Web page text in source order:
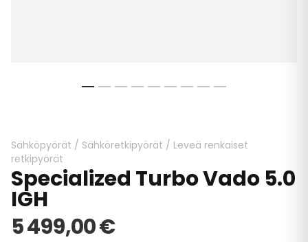
beginning
of
the
images
gallery
Sähköpyörät / Sähköretkipyörät / Leveä renkaiset
retkipyörät
Specialized Turbo Vado 5.0
IGH
5 499,00 €